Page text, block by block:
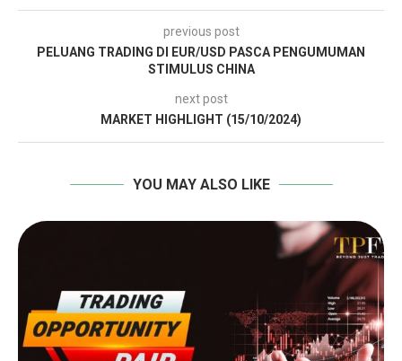
previous post
PELUANG TRADING DI EUR/USD PASCA PENGUMUMAN
STIMULUS CHINA
next post
MARKET HIGHLIGHT (15/10/2024)
YOU MAY ALSO LIKE